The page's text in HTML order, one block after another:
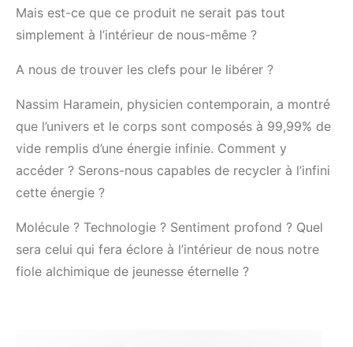
Mais est-ce que ce produit ne serait pas tout
simplement à l’intérieur de nous-même ?
A nous de trouver les clefs pour le libérer ?
Nassim Haramein, physicien contemporain, a montré
que l’univers et le corps sont composés à 99,99% de
vide remplis d’une énergie infinie. Comment y
accéder ? Serons-nous capables de recycler à l’infini
cette énergie ?
Molécule ? Technologie ? Sentiment profond ? Quel
sera celui qui fera éclore à l’intérieur de nous notre
fiole alchimique de jeunesse éternelle ?